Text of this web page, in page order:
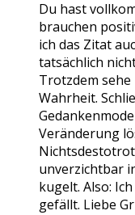
Du hast
brauchen
ich das Zitat
tatsächlich
Trotzdem sehe
Wahrheit.
Veränderung
unverzichtbar
kugelt. Also:
gefällt. Liebe